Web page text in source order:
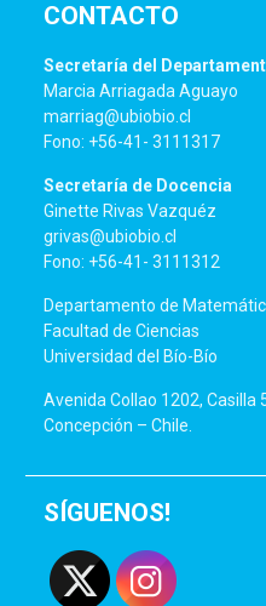
CONTACTO
Secretaría del
Marcia Arriagada Aguayo
marriag@ubiobio.cl
Fono: +56-41- 3111317
Secretaría de Docencia
Ginette Rivas Vazquéz
grivas@ubiobio.cl
Fono: +56-41- 3111312
Departamento de
Facultad de Ciencias
Universidad del Bío-Bío
Avenida Collao 1202, Casilla
Concepción – Chile.
SÍGUENOS!